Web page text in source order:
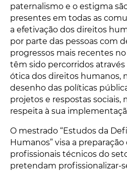
paternalismo e o estigma
presentes em todas as
a efetivação dos direitos
por parte das pessoas com
progressos mais recentes
têm sido percorridos
ótica dos direitos humanos,
desenho das políticas
projetos e respostas
respeita à sua
O mestrado “Estudos da
Humanos” visa a
profissionais técnicos do
pretendam profissionalizar-